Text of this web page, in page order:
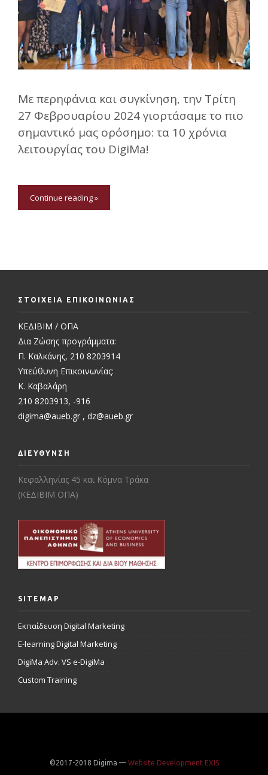
Με περηφάνια και συγκίνηση, την Τρίτη
27 Φεβρουαρίου 2024 γιoρτάσαμε το πιο
σημαντικό μας ορόσημο: τα 10 χρόνια
λειτουργίας του DigiMa!
Continue reading »
ΣΤΟΙΧΕΙΑ ΕΠΙΚΟΙΝΩΝΙΑΣ
ΚΕΔΙΒΙΜ / ΟΠΑ
Δια Ζώσης προγράμματα:
Π. Καλκάνης, 210 8203914
Υπεύθυνη Επικοινωνίας:
Κ. Καβαλάρη
210 8203913, -916
digima@aueb.gr , dz@aueb.gr
ΔΙΕΥΘΥΝΣΗ
Κεφαλληνίας 45 και Κόμνα Τράκα
(ΚΕΔΙΒΙΜ ΟΠΑ)
SITEMAP
Εκπαίδευση Digital Marketing
E-learning Digital Marketing
DigiMa Adv. VS e-DigiMa
Custom Training
©2017-2018 Digima — Website Development EXIS